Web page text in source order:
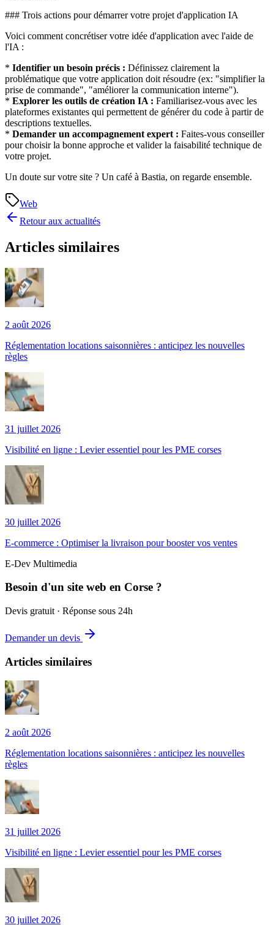
### Trois actions pour démarrer votre projet d'application IA
Voici comment concrétiser votre idée d'application avec l'aide de
l'IA :
* Identifier un besoin précis : Définissez clairement la
problématique que votre application doit résoudre (ex: "simplifier la
prise de commande", "améliorer la communication interne").
* Explorer les outils de création IA : Familiarisez-vous avec les
plateformes existantes qui permettent de générer du code à partir de
descriptions textuelles.
* Demander un accompagnement expert : Faites-vous conseiller
pour choisir la bonne approche et valider la faisabilité technique de
votre projet.
Un doute sur votre site ? Un café à Bastia, on regarde ensemble.
Web
Retour aux actualités
Articles similaires
2 août 2026
Réglementation locations saisonnières : anticipez les nouvelles
règles
31 juillet 2026
Visibilité en ligne : Levier essentiel pour les PME corses
30 juillet 2026
E-commerce : Optimiser la livraison pour booster vos ventes
E-Dev Multimedia
Besoin d'un site web en Corse ?
Devis gratuit · Réponse sous 24h
Demander un devis
Articles similaires
2 août 2026
Réglementation locations saisonnières : anticipez les nouvelles
règles
31 juillet 2026
Visibilité en ligne : Levier essentiel pour les PME corses
30 juillet 2026